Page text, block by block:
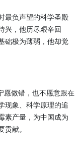
负声望的科学圣殿
兴，他历尽艰辛回
础极为薄弱，他却觉
做错，也不愿意跟在
现象、科学原理的追
素产量，为中国成为
贡献。